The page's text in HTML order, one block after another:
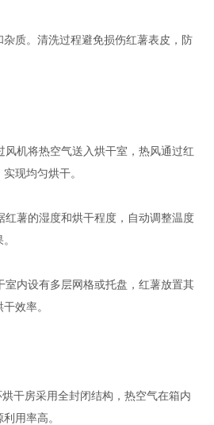
质。清洗过程避免损伤红薯表皮，防
机将热空气送入烘干室，热风通过红
现均匀烘干。
薯的湿度和烘干程度，自动调整温度
内设有多层网格或托盘，红薯放置其
效率。
房采用全封闭结构，热空气在箱内
用率高。